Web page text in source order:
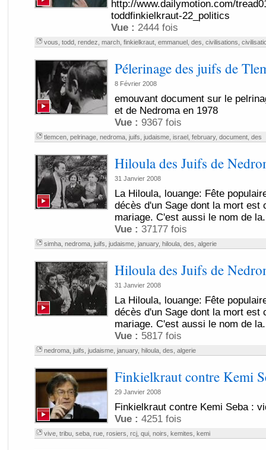
http://www.dailymotion.com/
toddfinkielkraut-22_politics
Vue : 2444 fois
vous todd, rendez march, finkielkraut, emmanuel, des civilisations
Pélerinage des juifs de
8 Février 2008
emouvant document sur le
et de Nedroma en 1978
Vue : 9367 fois
tlemcen, pelrinage, nedroma, juifs judaisme, israel, february, document, des
Hiloula des Juifs de
31 Janvier 2008
La Hiloula, louange: Fête
décès d'un Sage dont la mort est
mariage. C'est aussi le nom de
Vue : 37177 fois
simha, nedroma, juifs judaisme, january, hiloula, des algerie
Hiloula des Juifs de
31 Janvier 2008
La Hiloula, louange: Fête
décès d'un Sage dont la mort est
mariage. C'est aussi le nom de
Vue : 5817 fois
nedroma, juifs judaisme, january, hiloula, des algerie
Finkielkraut contre Kemi
29 Janvier 2008
Finkielkraut contre Kemi Seba :
Vue : 4251 fois
vive, tribu, seba, rue, rosiers rcj, qui, noirs kemites kemi